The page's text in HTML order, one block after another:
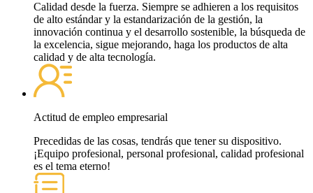
Calidad desde la fuerza. Siempre se adhieren a los requisitos
de alto estándar y la estandarización de la gestión, la
innovación continua y el desarrollo sostenible, la búsqueda de
la excelencia, sigue mejorando, haga los productos de alta
calidad y de alta tecnología.
Actitud de empleo empresarial
Precedidas de las cosas, tendrás que tener su dispositivo.
¡Equipo profesional, personal profesional, calidad profesional
es el tema eterno!